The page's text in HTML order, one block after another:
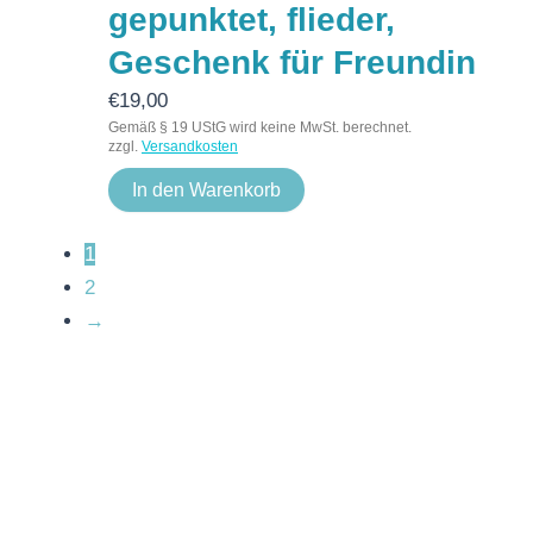
gepunktet, flieder,
Geschenk für Freundin
€19,00
Gemäß § 19 UStG wird keine MwSt. berechnet.
zzgl. Versandkosten
In den Warenkorb
1
2
→